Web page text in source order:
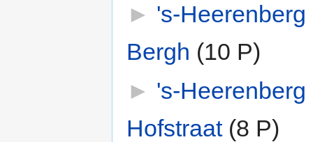
► 's-Heerenberg
Bergh (10 P)
► 's-Heerenberg
Hofstraat‎ (8 P)